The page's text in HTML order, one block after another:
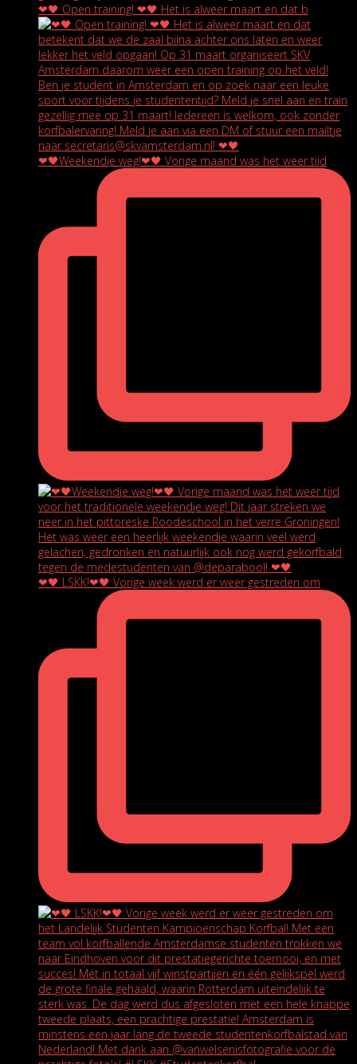
❤🖤 Open training! ❤🖤 Het is alweer maart en dat b
❤🖤Weekendje weg!❤🖤 Vorige maand was het weer tijd
❤🖤 LSKK!❤🖤 Vorige week werd er weer gestreden om